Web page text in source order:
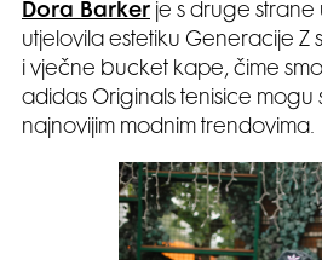
Dora Barker je s druge
utjelovila estetiku Generacije Z
i vječne bucket kape, čime
adidas Originals tenisice mogu
najnovijim modnim trendovima.